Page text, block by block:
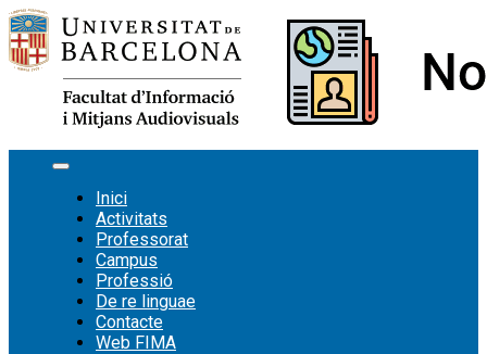
Vés
al
contingut
Inici
Activitats
Professorat
Campus
Professió
De re linguae
Contacte
Web FIMA